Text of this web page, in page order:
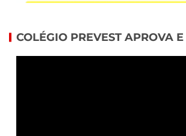
COLÉGIO PREVEST APROVA